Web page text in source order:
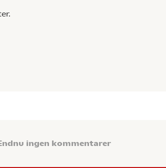
ingen kommentarer